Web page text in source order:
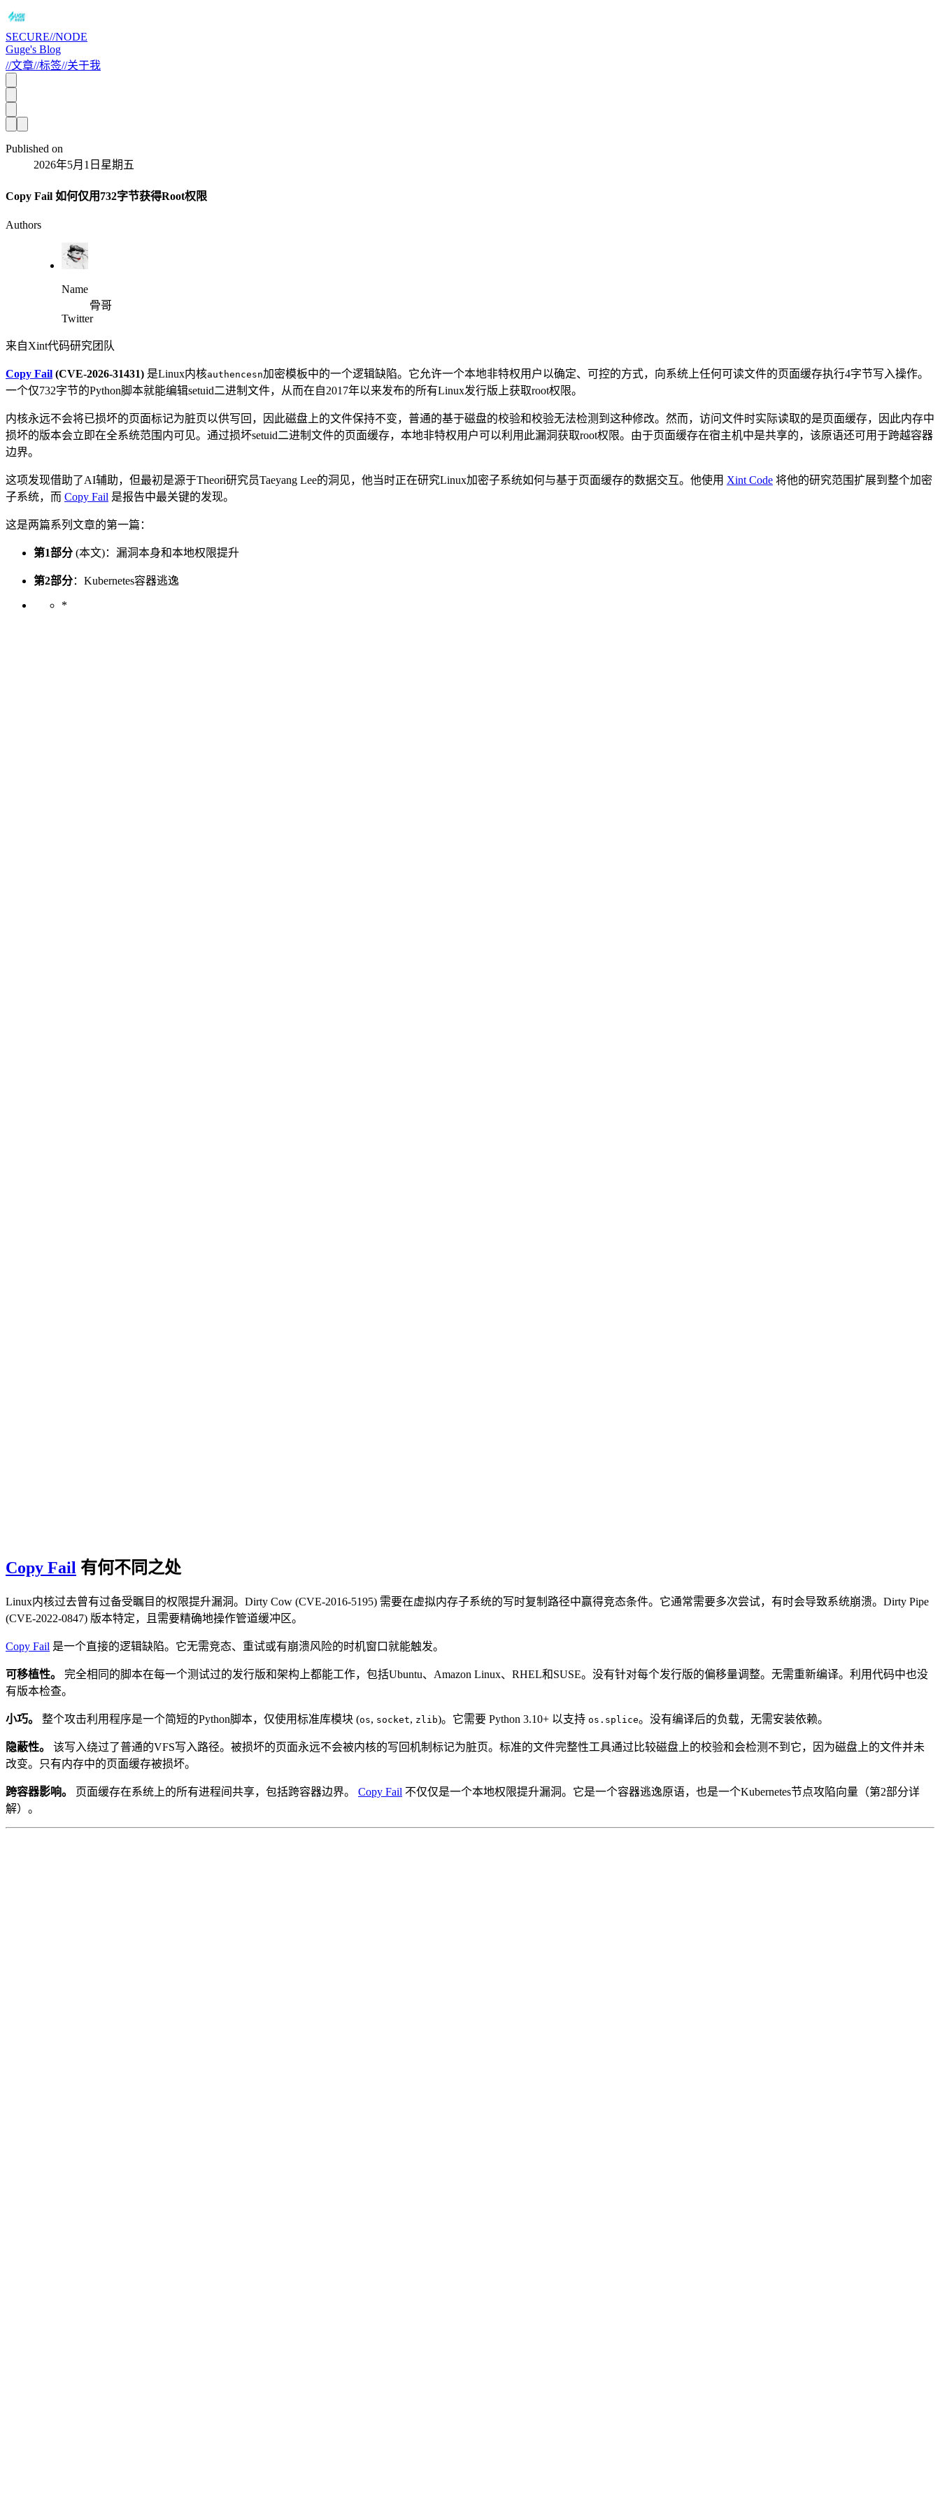
SECURE//NODE
Guge's Blog
//文章//标签//关于我
Published on
2026年5月1日星期五
Copy Fail 如何仅用732字节获得Root权限
Authors
Name
骨哥
Twitter
来自Xint代码研究团队
Copy Fail (CVE-2026-31431) 是Linux内核authencesn加密模板中的一个逻辑缺陷。它允许一个本地非特权用户以确定、可控的方式，向系统上任何可读文件的页面缓存执行4字节写入操作。
一个仅732字节的Python脚本就能编辑setuid二进制文件，从而在自2017年以来发布的所有Linux发行版上获取root权限。
内核永远不会将已损坏的页面标记为脏页以供写回，因此磁盘上的文件保持不变，普通的基于磁盘的校验和校验无法检测到这种修改。然而，访问文件时实际读取的是页面缓存，因此内存中
损坏的版本会立即在全系统范围内可见。通过损坏setuid二进制文件的页面缓存，本地非特权用户可以利用此漏洞获取root权限。由于页面缓存在宿主机中是共享的，该原语还可用于跨越容器
边界。
这项发现借助了AI辅助，但最初是源于Theori研究员Taeyang Lee的洞见，他当时正在研究Linux加密子系统如何与基于页面缓存的数据交互。他使用 Xint Code 将他的研究范围扩展到整个加密
子系统，而 Copy Fail 是报告中最关键的发现。
这是两篇系列文章的第一篇：
第1部分 (本文)：漏洞本身和本地权限提升
第2部分：Kubernetes容器逃逸
*
Copy Fail 有何不同之处
Linux内核过去曾有过备受瞩目的权限提升漏洞。Dirty Cow (CVE-2016-5195) 需要在虚拟内存子系统的写时复制路径中赢得竞态条件。它通常需要多次尝试，有时会导致系统崩溃。Dirty Pipe
(CVE-2022-0847) 版本特定，且需要精确地操作管道缓冲区。
Copy Fail 是一个直接的逻辑缺陷。它无需竞态、重试或有崩溃风险的时机窗口就能触发。
可移植性。
完全相同的脚本在每一个测试过的发行版和架构上都能工作，包括Ubuntu、Amazon Linux、RHEL和SUSE。没有针对每个发行版的偏移量调整。无需重新编译。利用代码中也没
有版本检查。
小巧。 整个攻击利用程序是一个简短的Python脚本，仅使用标准库模块 (os, socket, zlib)。它需要 Python 3.10+ 以支持 os.splice。没有编译后的负载，无需安装依赖。
隐蔽性。
该写入绕过了普通的VFS写入路径。被损坏的页面永远不会被内核的写回机制标记为脏页。标准的文件完整性工具通过比较磁盘上的校验和会检测不到它，因为磁盘上的文件并未
改变。只有内存中的页面缓存被损坏。
跨容器影响。 页面缓存在系统上的所有进程间共享，包括跨容器边界。 Copy Fail 不仅仅是一个本地权限提升漏洞。它是一个容器逃逸原语，也是一个Kubernetes节点攻陷向量（第2部分详
解）。